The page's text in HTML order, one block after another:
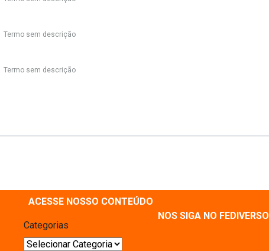
Termo sem descrição
Termo sem descrição
ACESSE NOSSO CONTEÚDO
Categorias
NOS SIGA NO FEDIVERSO